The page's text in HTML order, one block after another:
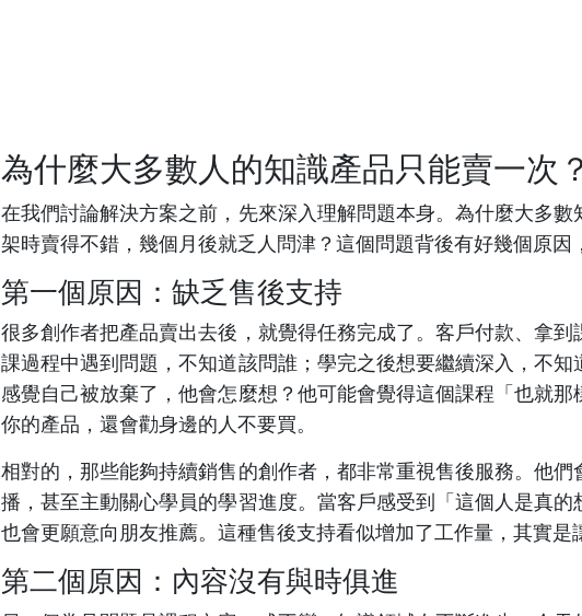
為什麼大多數人的知識產品只能賣一次？
在我們討論解決方案之前，先來深入理解問題本身。為什麼大多
架時賣得不錯，幾個月後就乏人問津？這個問題背後有好幾個原因
第一個原因：缺乏售後支持
很多創作者把產品賣出去後，就覺得任務完成了。客戶付款、拿
課過程中遇到問題，不知道該問誰；學完之後想要繼續深入，不
感覺自己被放棄了，他會怎麼想？他可能會覺得這個課程「也就
你的產品，還會勸身邊的人不要買。
相對的，那些能夠持續銷售的創作者，都非常重視售後服務。他
播，甚至主動關心學員的學習進度。當客戶感受到「這個人是真
也會更願意向朋友推薦。這種售後支持看似增加了工作量，其實是
第二個原因：內容沒有與時俱進